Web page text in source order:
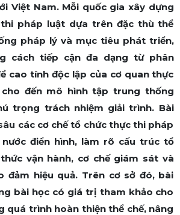
Việt Nam. Mỗi quốc gia xây dựng
pháp luật dựa trên đặc thù thể
pháp lý và mục tiêu phát triển,
cách tiếp cận đa dạng từ phân
cao tính độc lập của cơ quan thực
đến mô hình tập trung thống
trọng trách nhiệm giải trình. Bài
các cơ chế tổ chức thực thi pháp
điển hình, làm rõ cấu trúc tổ
vận hành, cơ chế giám sát và
đảm hiệu quả. Trên cơ sở đó, bài
bài học có giá trị tham khảo cho
quá trình hoàn thiện thể chế, nâng